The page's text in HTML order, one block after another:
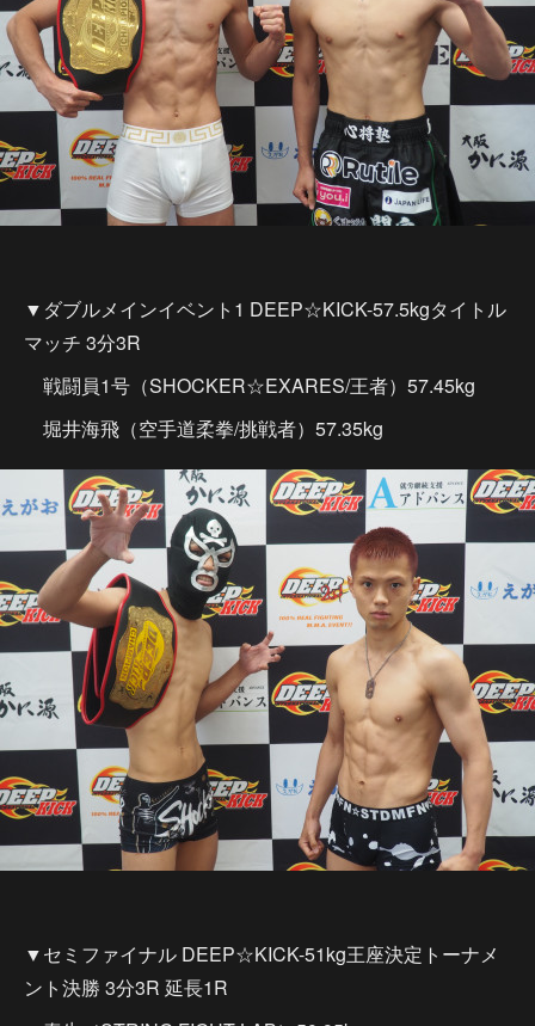
▼ダブルメインイベント1 DEEP☆KICK-57.5kgタイトル
マッチ 3分3R
戦闘員1号（SHOCKER☆EXARES/王者）57.45kg
堀井海飛（空手道柔拳/挑戦者）57.35kg
▼セミファイナル DEEP☆KICK-51kg王座決定トーナメ
ント決勝 3分3R 延長1R